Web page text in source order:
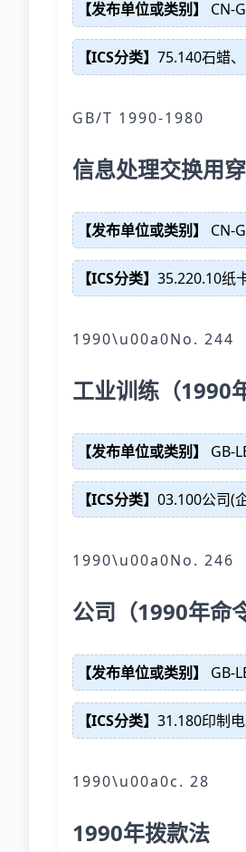
【发布单位或类别】 CN-
【ICS分类】 75.140石蜡
GB/T 1990-1980
信息处理交换用
【发布单位或类别】 CN-
【ICS分类】 35.220.10纸
1990\u00a0No. 244
工业训练（1990
【发布单位或类别】 GB-
【ICS分类】 03.100公司(
1990\u00a0No. 246
公司（1990年命
【发布单位或类别】 GB-
【ICS分类】 31.180印制
1990\u00a0c. 28
1990年拨款法